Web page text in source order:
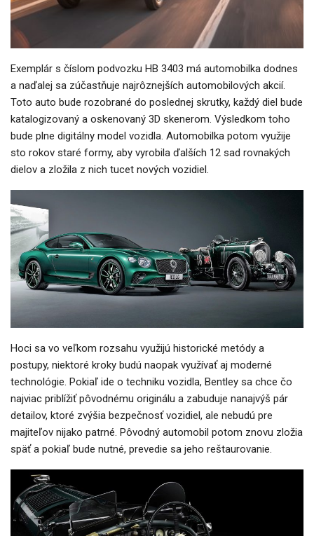
Exemplár s číslom podvozku HB 3403 má automobilka dodnes
a naďalej sa zúčastňuje najrôznejších automobilových akcií.
Toto auto bude rozobrané do poslednej skrutky, každý diel bude
katalogizovaný a oskenovaný 3D skenerom. Výsledkom toho
bude plne digitálny model vozidla. Automobilka potom využije
sto rokov staré formy, aby vyrobila ďalších 12 sad rovnakých
dielov a zložila z nich tucet nových vozidiel.
Hoci sa vo veľkom rozsahu využijú historické metódy a
postupy, niektoré kroky budú naopak využívať aj moderné
technológie. Pokiaľ ide o techniku vozidla, Bentley sa chce čo
najviac priblížiť pôvodnému originálu a zabuduje nanajvýš pár
detailov, ktoré zvýšia bezpečnosť vozidiel, ale nebudú pre
majiteľov nijako patrné. Pôvodný automobil potom znovu zložia
späť a pokiaľ bude nutné, prevedie sa jeho reštaurovanie.